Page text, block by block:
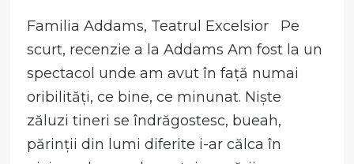
Familia Addams, Teatrul Excelsior Pe
scurt, recenzie a la Addams Am fost la un
spectacol unde am avut în față numai
oribilități, ce bine, ce minunat. Niște
zăluzi tineri se îndrăgostesc, bueah,
părinții din lumi diferite i-ar călca în